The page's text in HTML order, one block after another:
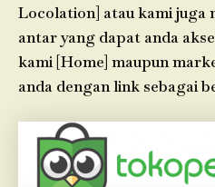
Locolation] atau kami juga
antar yang dapat anda
kami [Home] maupun
anda dengan link sebagai